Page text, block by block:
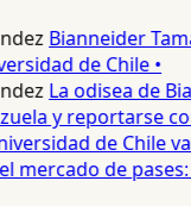
Bianneider
de Chile •
La odisea de
y reportarse
de Chile
mercado de